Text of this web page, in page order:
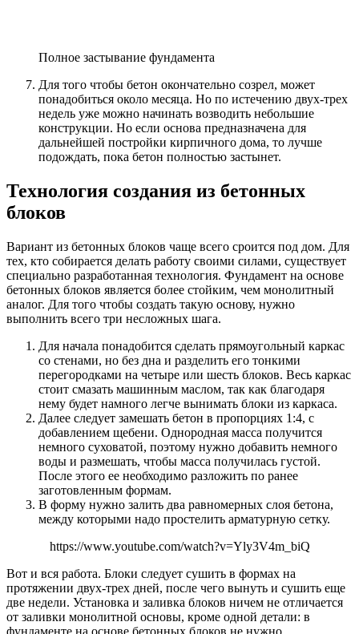
Полное застывание фундамента
Для того чтобы бетон окончательно созрел, может
понадобиться около месяца. Но по истечению двух-трех
недель уже можно начинать возводить небольшие
конструкции. Но если основа предназначена для
дальнейшей постройки кирпичного дома, то лучше
подождать, пока бетон полностью застынет.
Технология создания из бетонных
блоков
Вариант из бетонных блоков чаще всего сроится под дом. Для
тех, кто собирается делать работу своими силами, существует
специально разработанная технология. Фундамент на основе
бетонных блоков является более стойким, чем монолитный
аналог. Для того чтобы создать такую основу, нужно
выполнить всего три несложных шага.
Для начала понадобится сделать прямоугольный каркас
со стенами, но без дна и разделить его тонкими
перегородками на четыре или шесть блоков. Весь каркас
стоит смазать машинным маслом, так как благодаря
нему будет намного легче вынимать блоки из каркаса.
Далее следует замешать бетон в пропорциях 1:4, с
добавлением щебени. Однородная масса получится
немного суховатой, поэтому нужно добавить немного
воды и размешать, чтобы масса получилась густой.
После этого ее необходимо разложить по ранее
заготовленным формам.
В форму нужно залить два равномерных слоя бетона,
между которыми надо простелить арматурную сетку.
https://www.youtube.com/watch?v=Yly3V4m_biQ
Вот и вся работа. Блоки следует сушить в формах на
протяжении двух-трех дней, после чего вынуть и сушить еще
две недели. Установка и заливка блоков ничем не отличается
от заливки монолитной основы, кроме одной детали: в
фундаменте на основе бетонных блоков не нужно